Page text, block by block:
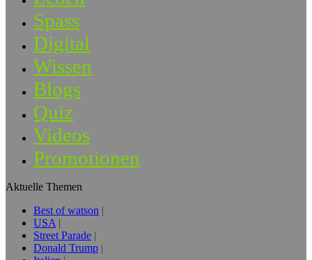
Spass
Digital
Wissen
Blogs
Quiz
Videos
Promotionen
Aktuelle Themen
Best of watson
USA
Street Parade
Donald Trump